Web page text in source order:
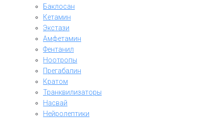
Баклосан
Кетамин
Экстази
Амфетамин
Фентанил
Ноотропы
Прегабалин
Кратом
Транквилизаторы
Насвай
Нейролептики